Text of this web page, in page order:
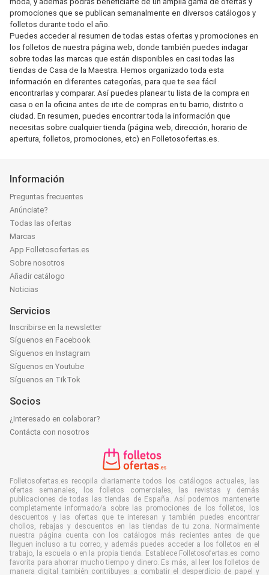
promociones que se publican semanalmente en diversos catálogos y
folletos durante todo el año.
Puedes acceder al resumen de todas estas ofertas y promociones en
los folletos de nuestra página web, donde también puedes indagar
sobre todas las marcas que están disponibles en casi todas las
tiendas de Casa de la Maestra. Hemos organizado toda esta
información en diferentes categorías, para que te sea fácil
encontrarlas y comparar. Así puedes planear tu lista de la compra en
casa o en la oficina antes de irte de compras en tu barrio, distrito o
ciudad. En resumen, puedes encontrar toda la información que
necesitas sobre cualquier tienda (página web, dirección, horario de
apertura, folletos, promociones, etc) en Folletosofertas.es.
Información
Preguntas frecuentes
Anúnciate?
Todas las ofertas
Marcas
App Folletosofertas.es
Sobre nosotros
Añadir catálogo
Noticias
Servicios
Inscribirse en la newsletter
Síguenos en Facebook
Síguenos en Instagram
Síguenos en Youtube
Síguenos en TikTok
Socios
¿Interesado en colaborar?
Contácta con nosotros
Folletosofertas.es recopila diariamente todos los catálogos actuales, las
ofertas semanales, los folletos comerciales, las revistas y demás
publicaciones de todas las tiendas de España. Así podemos mantenerte
completamente informado/a sobre las promociones de los folletos, los
descuentos y las ofertas que te interesan y también puedes encontrar
chollos, rebajas y descuentos en las tiendas de tu zona. Normalmente
nuestra página cuenta con los catálogos más recientes antes de que
lleguen incluso a tu correo, y además puedes acceder a los folletos en el
trabajo, la escuela o en la propia tienda. Establece Folletosofertas.es como
favorita para ahorrar mucho tiempo y dinero. Es más, al leer los folletos de
manera digital también contribuyes a combatir el desperdicio de papel y